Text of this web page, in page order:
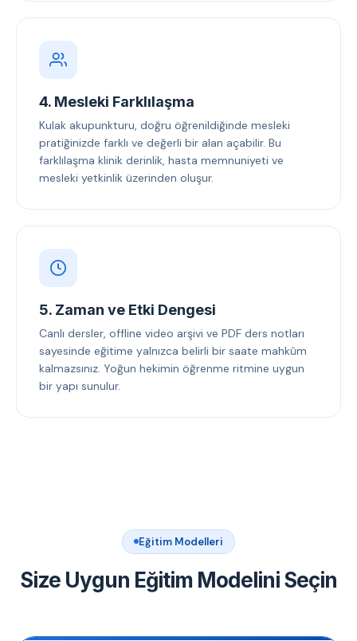
4. Mesleki Farklılaşma
Kulak akupunkturu, doğru öğrenildiğinde mesleki
pratiğinizde farklı ve değerli bir alan açabilir. Bu
farklılaşma klinik derinlik, hasta memnuniyeti ve
mesleki yetkinlik üzerinden oluşur.
5. Zaman ve Etki Dengesi
Canlı dersler, offline video arşivi ve PDF ders notları
sayesinde eğitime yalnızca belirli bir saate mahkûm
kalmazsınız. Yoğun hekimin öğrenme ritmine uygun
bir yapı sunulur.
Eğitim Modelleri
Size Uygun Eğitim Modelini Seçin